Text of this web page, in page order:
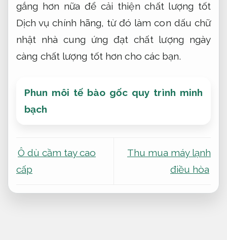
gắng hơn nữa để cải thiện chất lượng tốt
Dịch vụ chính hãng, từ đó làm con dấu chữ
nhật nhà cung ứng đạt chất lượng ngày
càng chất lượng tốt hơn cho các bạn.
Phun môi tế bào gốc quy trình minh
bạch
Ô dù cầm tay cao
cấp
Thu mua máy lạnh
điều hòa